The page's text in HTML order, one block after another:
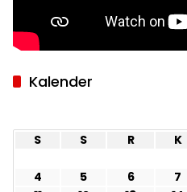
Kalender
S
S R K
4
5 6 7